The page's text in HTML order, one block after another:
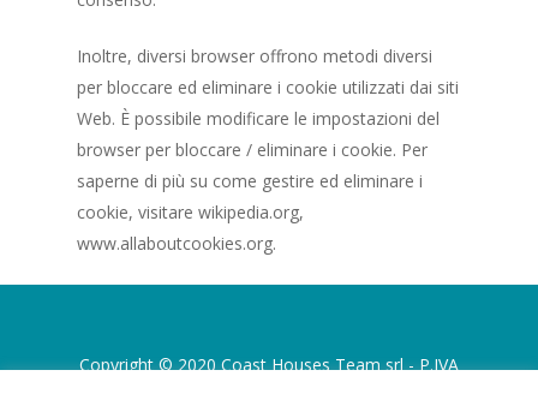
Inoltre, diversi browser offrono metodi diversi
per bloccare ed eliminare i cookie utilizzati dai siti
Web. È possibile modificare le impostazioni del
browser per bloccare / eliminare i cookie. Per
saperne di più su come gestire ed eliminare i
cookie, visitare wikipedia.org,
www.allaboutcookies.org.
Copyright © 2020 Coast Houses Team srl - P.IVA